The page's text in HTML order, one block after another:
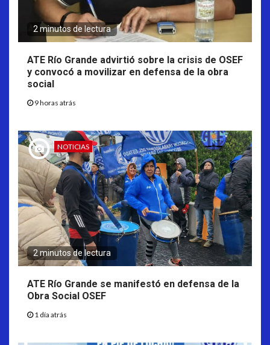
2 minutos de lectura
ATE Río Grande advirtió sobre la crisis de OSEF
y convocó a movilizar en defensa de la obra
social
9 horas atrás
NOTICIAS
2 minutos de lectura
ATE Río Grande se manifestó en defensa de la
Obra Social OSEF
1 día atrás